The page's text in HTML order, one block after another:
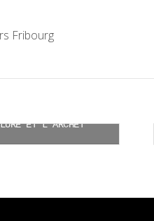
Fribourg
ET L’ARCHET
25.00